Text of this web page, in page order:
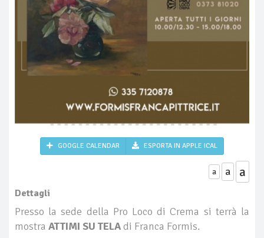
GOOGLE CALENDAR ESPORTA IN APPLE ICAL
a a a
Dettagli
Presso la sede della Pro Loco di Crema si terrà la
mostra ATTIMI SU TELAdi Franca Formis.